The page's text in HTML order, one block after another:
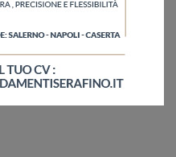
Privacy Policy